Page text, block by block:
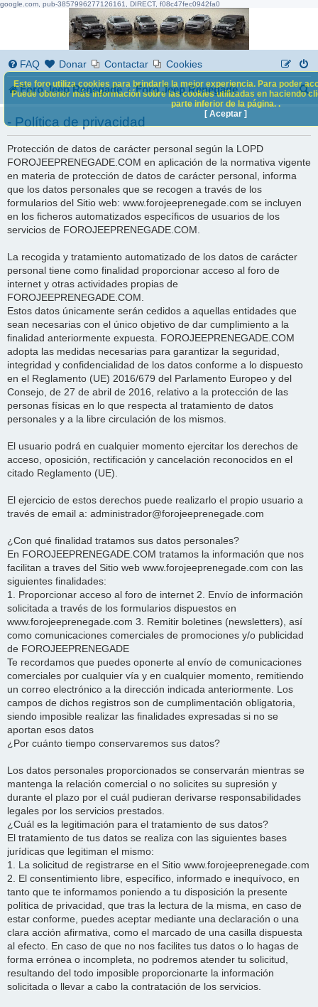
google.com, pub-3857996277126161, DIRECT, f08c47fec0942fa0
FAQ Donar Contactar Cookies
Foro Jeep Renegade Foro Jeep Renegade
B
s
- Política de privacidad
Protección de datos de carácter personal según la LOPD
FOROJEEPRENEGADE.COM en aplicación de la normativa vigente
en materia de protección de datos de carácter personal, informa
que los datos personales que se recogen a través de los
formularios del Sitio web: www.forojeeprenegade.com se incluyen
en los ficheros automatizados específicos de usuarios de los
servicios de FOROJEEPRENEGADE.COM.
La recogida y tratamiento automatizado de los datos de carácter
personal tiene como finalidad proporcionar acceso al foro de
internet y otras actividades propias de
FOROJEEPRENEGADE.COM.
Estos datos únicamente serán cedidos a aquellas entidades que
sean necesarias con el único objetivo de dar cumplimiento a la
finalidad anteriormente expuesta. FOROJEEPRENEGADE.COM
adopta las medidas necesarias para garantizar la seguridad,
integridad y confidencialidad de los datos conforme a lo dispuesto
en el Reglamento (UE) 2016/679 del Parlamento Europeo y del
Consejo, de 27 de abril de 2016, relativo a la protección de las
personas físicas en lo que respecta al tratamiento de datos
personales y a la libre circulación de los mismos.
El usuario podrá en cualquier momento ejercitar los derechos de
acceso, oposición, rectificación y cancelación reconocidos en el
citado Reglamento (UE).
El ejercicio de estos derechos puede realizarlo el propio usuario a
través de email a: administrador@forojeeprenegade.com
¿Con qué finalidad tratamos sus datos personales?
En FOROJEEPRENEGADE.COM tratamos la información que nos
facilitan a traves del Sitio web www.forojeeprenegade.com con las
siguientes finalidades:
1. Proporcionar acceso al foro de internet 2. Envío de información
solicitada a través de los formularios dispuestos en
www.forojeeprenegade.com 3. Remitir boletines (newsletters), así
como comunicaciones comerciales de promociones y/o publicidad
de FOROJEEPRENEGADE
Te recordamos que puedes oponerte al envío de comunicaciones
comerciales por cualquier vía y en cualquier momento, remitiendo
un correo electrónico a la dirección indicada anteriormente. Los
campos de dichos registros son de cumplimentación obligatoria,
siendo imposible realizar las finalidades expresadas si no se
aportan esos datos
¿Por cuánto tiempo conservaremos sus datos?
Los datos personales proporcionados se conservarán mientras se
mantenga la relación comercial o no solicites su supresión y
durante el plazo por el cuál pudieran derivarse responsabilidades
legales por los servicios prestados.
¿Cuál es la legitimación para el tratamiento de sus datos?
El tratamiento de tus datos se realiza con las siguientes bases
jurídicas que legitiman el mismo:
1. La solicitud de registrarse en el Sitio www.forojeeprenegade.com
2. El consentimiento libre, específico, informado e inequívoco, en
tanto que te informamos poniendo a tu disposición la presente
política de privacidad, que tras la lectura de la misma, en caso de
estar conforme, puedes aceptar mediante una declaración o una
clara acción afirmativa, como el marcado de una casilla dispuesta
al efecto. En caso de que no nos facilites tus datos o lo hagas de
forma errónea o incompleta, no podremos atender tu solicitud,
resultando del todo imposible proporcionarte la información
solicitada o llevar a cabo la contratación de los servicios.
Este foro utiliza cookies para brindarle la mejor experiencia. Para poder
Puede obtener más información sobre las cookies utilizadas en haciendo
parte inferior de la página. .
[ Aceptar ]